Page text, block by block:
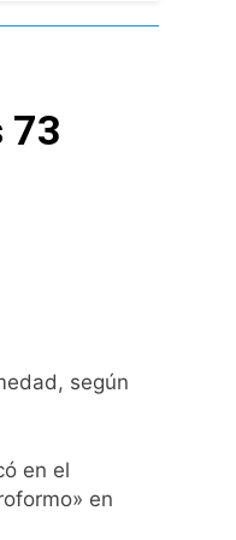
73
según
en el
en